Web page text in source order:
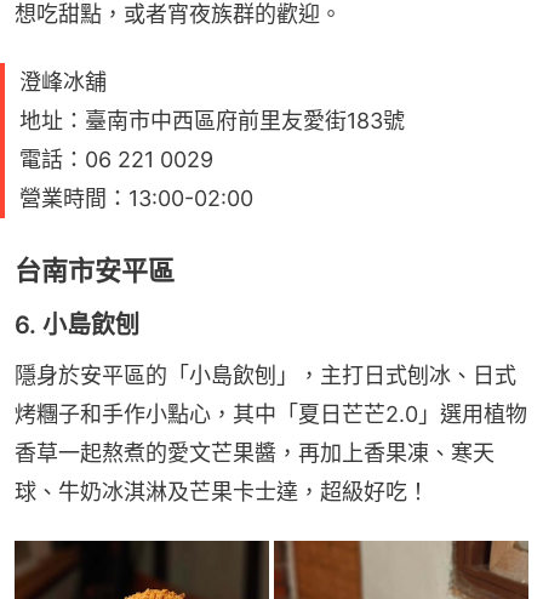
想吃甜點，或者宵夜族群的歡迎。
澄峰冰舖
地址：臺南市中西區府前里友愛街183號
電話：06 221 0029
營業時間：13:00-02:00
台南市安平區
6. 小島飲刨
隱身於安平區的「小島飲刨」，主打日式刨冰、日式
烤糰子和手作小點心，其中「夏日芒芒2.0」選用植物
香草一起熬煮的愛文芒果醬，再加上香果凍、寒天
球、牛奶冰淇淋及芒果卡士達，超級好吃！